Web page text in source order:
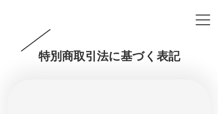
特別商取引法に基づく表記